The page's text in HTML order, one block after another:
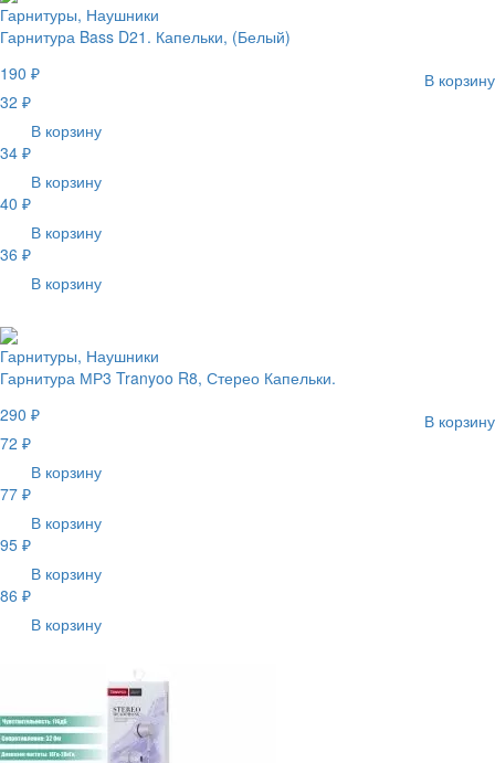
Гарнитуры, Наушники
Гарнитура Bass D21. Капельки, (Белый)
190 ₽
В корзину
32 ₽
В корзину
34 ₽
В корзину
40 ₽
В корзину
36 ₽
В корзину
Гарнитуры, Наушники
Гарнитура МР3 Tranyoo R8, Стерео Капельки.
290 ₽
В корзину
72 ₽
В корзину
77 ₽
В корзину
95 ₽
В корзину
86 ₽
В корзину